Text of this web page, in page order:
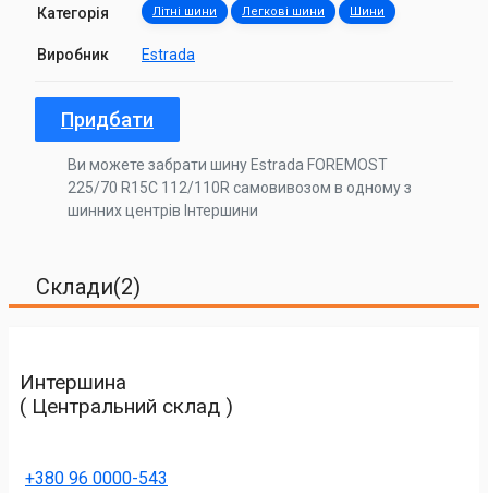
Категорія Літні шини Легкові шини Шини
Виробник Estrada
Придбати
Ви можете забрати шину Estrada FOREMOST
225/70 R15C 112/110R самовивозом в одному з
шинних центрів Інтершини
Склади(2)
Интершина
( Центральний склад )
+380 96 0000-543